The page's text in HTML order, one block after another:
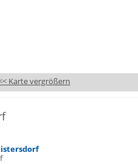
Karte vergrößern